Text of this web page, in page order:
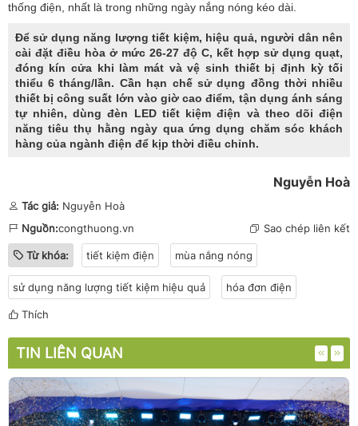
thống điện, nhất là trong những ngày nắng nóng kéo dài.
Đểsử dụng năng lượng tiết kiệm, hiệu quả, người dân nên
cài đặt điều hòa ở mức 26-27 độ C, kết hợp sử dụng quạt,
đóng kín cửa khi làm mát và vệ sinh thiết bị định kỳ tối
thiểu 6 tháng/lần. Cần hạn chế sử dụng đồng thời nhiều
thiết bị công suất lớn vào giờ cao điểm, tận dụng ánh sáng
tự nhiên, dùng đèn LED tiết kiệm điện và theo dõi điện
năng tiêu thụ hằng ngày qua ứng dụng chăm sóc khách
hàng của ngành điện để kịp thời điều chỉnh.
Nguyễn Hoà
Tác giả: Nguyễn Hoà
Nguồn:congthuong.vn Sao chép liên kết
Từ khóa: tiết kiệm điện mùa nắng nóng
sử dụng năng lượng tiết kiệm hiệu quả hóa đơn điện
Thích
TIN LIÊN QUAN